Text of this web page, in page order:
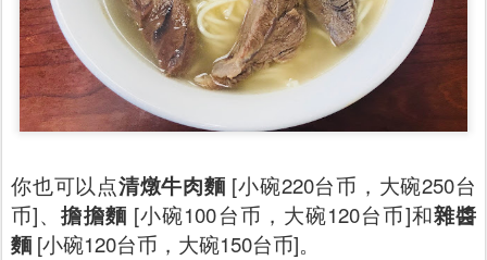
你也可以点清燉牛肉麵 [小碗220台币，大碗250台
币]、擔擔麵 [小碗100台币，大碗120台币]和雜醬
麵 [小碗120台币，大碗150台币]。